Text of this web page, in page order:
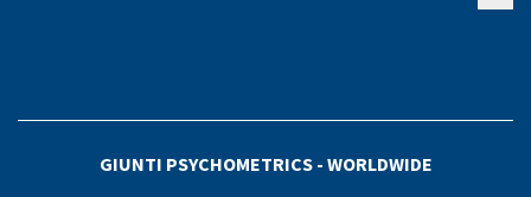
GIUNTI PSYCHOMETRICS - WORLDWIDE